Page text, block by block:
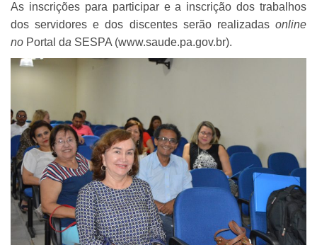
As inscrições para participar e a inscrição dos trabalhos
dos servidores e dos discentes serão realizadas online
no Portal da SESPA (www.saude.pa.gov.br).